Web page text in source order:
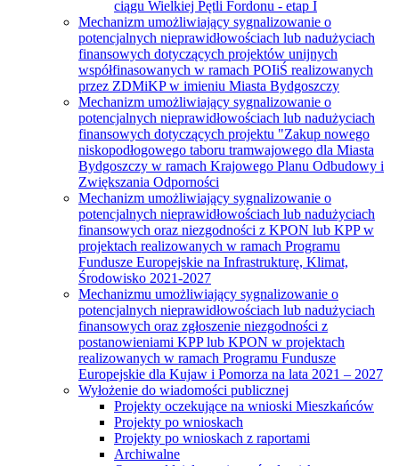
ciągu Wielkiej Pętli Fordonu - etap I
Mechanizm umożliwiający sygnalizowanie o
potencjalnych nieprawidłowościach lub nadużyciach
finansowych dotyczących projektów unijnych
współfinasowanych w ramach POIiŚ realizowanych
przez ZDMiKP w imieniu Miasta Bydgoszczy
Mechanizm umożliwiający sygnalizowanie o
potencjalnych nieprawidłowościach lub nadużyciach
finansowych dotyczących projektu "Zakup nowego
niskopodłogowego taboru tramwajowego dla Miasta
Bydgoszczy w ramach Krajowego Planu Odbudowy i
Zwiększania Odporności
Mechanizm umożliwiający sygnalizowanie o
potencjalnych nieprawidłowościach lub nadużyciach
finansowych oraz niezgodności z KPON lub KPP w
projektach realizowanych w ramach Programu
Fundusze Europejskie na Infrastrukturę, Klimat,
Środowisko 2021-2027
Mechanizmu umożliwiający sygnalizowanie o
potencjalnych nieprawidłowościach lub nadużyciach
finansowych oraz zgłoszenie niezgodności z
postanowieniami KPP lub KPON w projektach
realizowanych w ramach Programu Fundusze
Europejskie dla Kujaw i Pomorza na lata 2021 – 2027
Wyłożenie do wiadomości publicznej
Projekty oczekujące na wnioski Mieszkańców
Projekty po wnioskach
Projekty po wnioskach z raportami
Archiwalne